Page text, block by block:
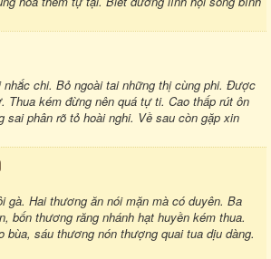
nhắc chi. Bỏ ngoài tai những thị cùng phi. Được
Thua kém đừng nên quá tự ti. Cao thấp rút ôn
sai phân rõ tỏ hoài nghi. Về sau còn gặp xin
gà. Hai thương ăn nói mặn mà có duyên. Ba
bốn thương răng nhánh hạt huyền kém thua.
bùa, sáu thương nón thượng quai tua dịu dàng.